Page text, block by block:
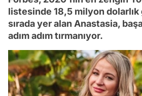
listesinde 18,5 milyon
sırada yer alan Anastasia,
adım adım tırmanıyor.